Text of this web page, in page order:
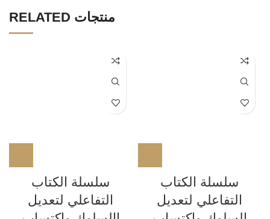
RELATED منتجات
سلسلة الكتاب
التفاعلي لتعديل
سلسلة الكتاب
التفاعلي لتعديل